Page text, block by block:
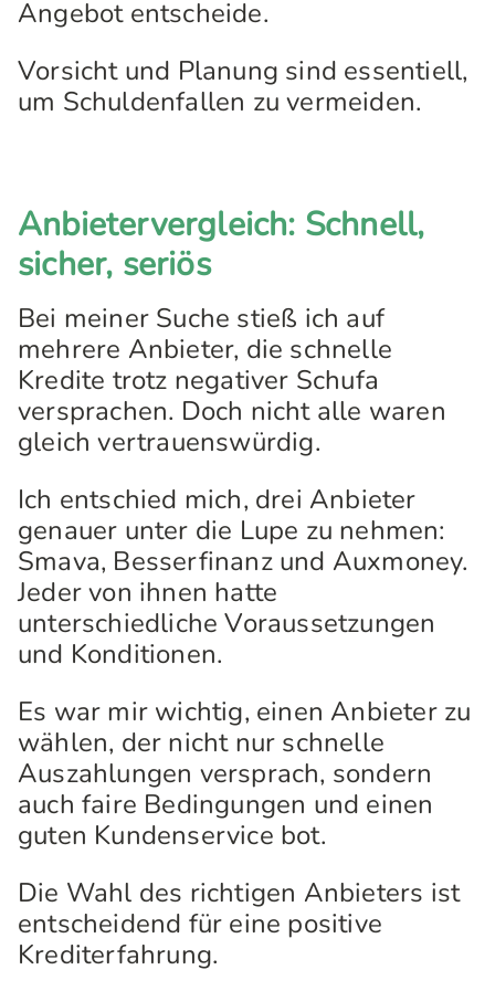
Angebot entscheide.
Vorsicht und Planung sind essentiell,
um Schuldenfallen zu vermeiden.
Anbietervergleich: Schnell,
sicher, seriös
Bei meiner Suche stieß ich auf
mehrere Anbieter, die schnelle
Kredite trotz negativer Schufa
versprachen. Doch nicht alle waren
gleich vertrauenswürdig.
Ich entschied mich, drei Anbieter
genauer unter die Lupe zu nehmen:
Smava, Besserfinanz und Auxmoney.
Jeder von ihnen hatte
unterschiedliche Voraussetzungen
und Konditionen.
Es war mir wichtig, einen Anbieter zu
wählen, der nicht nur schnelle
Auszahlungen versprach, sondern
auch faire Bedingungen und einen
guten Kundenservice bot.
Die Wahl des richtigen Anbieters ist
entscheidend für eine positive
Krediterfahrung.